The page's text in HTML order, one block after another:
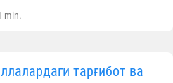
min.
тарғибот ва